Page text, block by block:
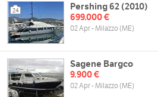
24
Pershing 62 (2010)
699.000 €
02 Apr - Milazzo (ME)
Sagene Bargco
9.900 €
02 Apr - Milazzo (ME)